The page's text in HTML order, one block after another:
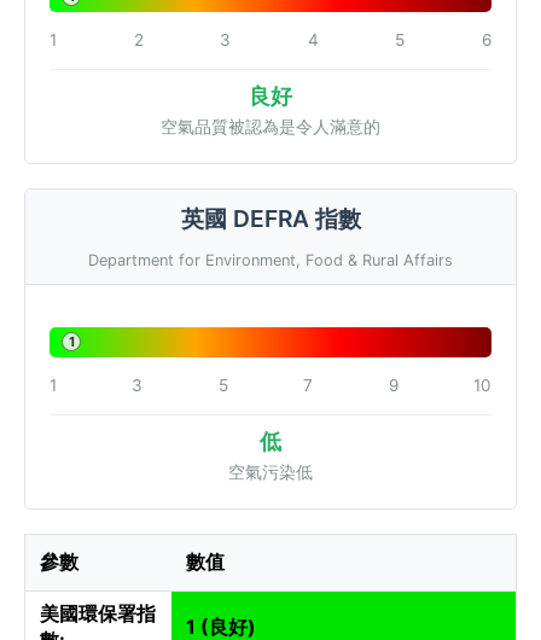
1 2 3 4 5 6
良好
空氣品質被認為是令人滿意的
英國 DEFRA 指數
Department for Environment, Food & Rural Affairs
1
1 3 5 7 9 10
低
空氣污染低
參數 數值
美國環保署指
1 (良好)